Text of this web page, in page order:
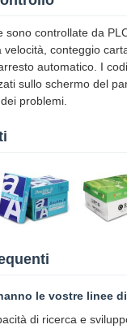
sono controllate da
velocità, conteggio
automatico. I
sullo schermo del
problemi.
le vostre linee
di ricerca e